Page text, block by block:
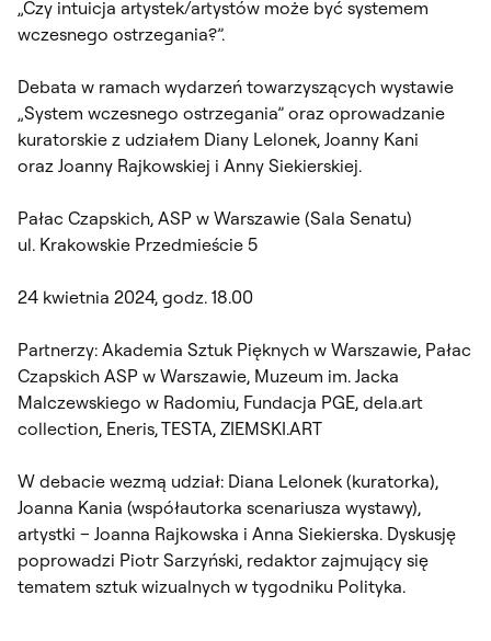
„Czy intuicja artystek/artystów może być systemem
wczesnego ostrzegania?”.
Debata w ramach wydarzeń towarzyszących wystawie
„System wczesnego ostrzegania” oraz oprowadzanie
kuratorskie z udziałem Diany Lelonek, Joanny Kani
oraz Joanny Rajkowskiej i Anny Siekierskiej.
Pałac Czapskich, ASP w Warszawie (Sala Senatu)
ul. Krakowskie Przedmieście 5
24 kwietnia 2024, godz. 18.00
Partnerzy: Akademia Sztuk Pięknych w Warszawie, Pałac
Czapskich ASP w Warszawie, Muzeum im. Jacka
Malczewskiego w Radomiu, Fundacja PGE, dela.art
collection, Eneris, TESTA, ZIEMSKI.ART
W debacie wezmą udział: Diana Lelonek (kuratorka),
Joanna Kania (współautorka scenariusza wystawy),
artystki – Joanna Rajkowska i Anna Siekierska. Dyskusję
poprowadzi Piotr Sarzyński, redaktor zajmujący się
tematem sztuk wizualnych w tygodniku Polityka.